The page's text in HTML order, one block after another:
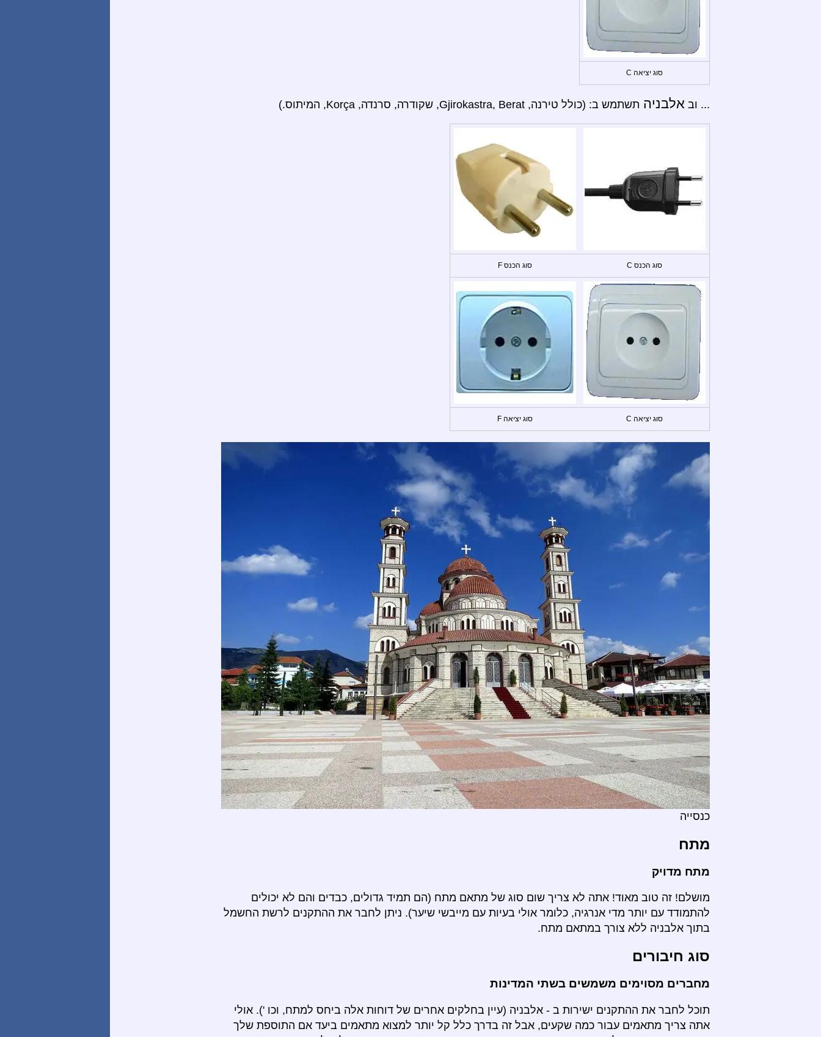
סוג יציאה C
... וב אלבניה תשתמש ב: (כולל טירנה, Gjirokastra, Berat, שקודרה, סרנדה, Korça, המיתוס.)
סוג הכנס C סוג הכנס F
סוג יציאה C סוג יציאה F
כנסייה
מתח
מתח מדויק
מושלם! זה טוב מאוד! אתה לא צריך שום סוג של מתאם מתח (הם תמיד גדולים, כבדים והם לא יכולים
להתמודד עם יותר מדי אנרגיה, כלומר אולי בעיות עם מייבשי שיער). ניתן לחבר את ההתקנים לרשת החשמל
בתוך אלבניה ללא צורך במתאם מתח.
סוג חיבורים
מחברים מסוימים משמשים בשתי המדינות
תוכל לחבר את ההתקנים ישירות ב - אלבניה (עיין בחלקים אחרים של דוחות אלה ביחס למתח, וכו '). אולי
אתה צריך מתאמים עבור כמה שקעים, אבל זה בדרך כלל קל יותר למצוא מתאמים ביעד אם התוספת שלך